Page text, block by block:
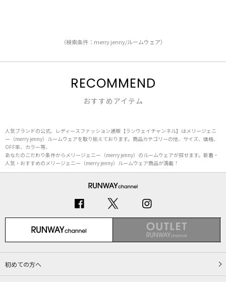
（検索条件：merry jenny/ルームウェア）
RECOMMEND
おすすめアイテム
人気ブランドの公式、レディースファッション通販【ランウェイチャンネル】はメリージェニ
ー（merry jenny）ルームウェアを取り揃えております。商品カテゴリーの他、サイズ、価格、
OFF率、カラー等、
あなたのこだわり条件からメリージェニー（merry jenny）のルームウェアが探せます。新着・
人気・おすすめのメリージェニー（merry jenny）ルームウェア商品が満載！
初めての方へ